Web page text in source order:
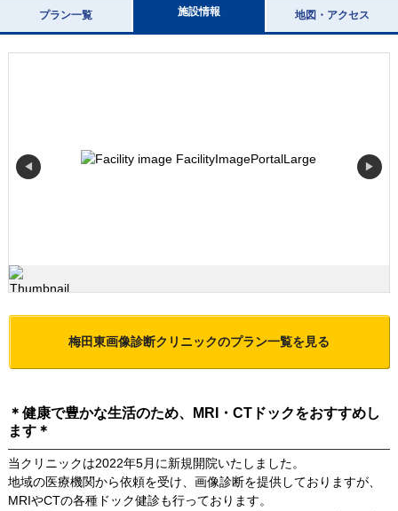
プラン一覧 施設情報 地図・アクセス
◀ ▶
梅田東画像診断クリニックのプラン一覧を見る
＊健康で豊かな生活のため、MRI・CTドックをおすすめし
ます＊
当クリニックは2022年5月に新規開院いたしました。
地域の医療機関から依頼を受け、画像診断を提供しておりますが、
MRIやCTの各種ドック健診も行っております。